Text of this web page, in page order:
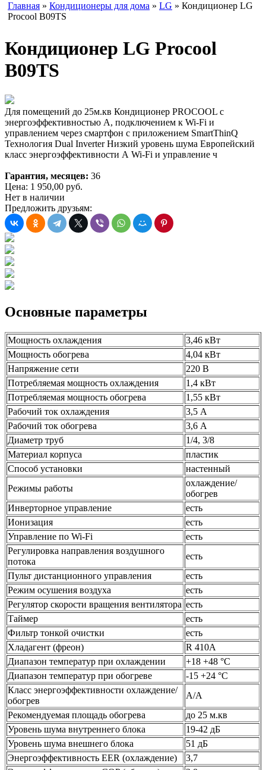
Главная » Кондиционеры для дома » LG » Кондиционер LG
Procool B09TS
Кондиционер LG Procool
B09TS
Для помещений до 25м.кв Кондиционер PROCOOL с
энергоэффективностью А, подключением к Wi-Fi и
управлением через смартфон с приложением SmartThinQ
Технология Dual Inverter Низкий уровень шума Европейский
класс энергоэффективности А Wi-Fi и управление ч
Гарантия, месяцев: 36
Цена: 1 950,00 руб.
Нет в наличии
Предложить друзьям:
Основные параметры
Мощность охлаждения
3,46 кВт
Мощность обогрева
4,04 кВт
Напряжение сети
220 В
Потребляемая мощность охлаждения
1,4 кВт
Потребляемая мощность обогрева
1,55 кВт
Рабочий ток охлаждения
3,5 А
Рабочий ток обогрева
3,6 А
Диаметр труб
1/4, 3/8
Материал корпуса
пластик
Способ установки
настенный
Режимы работы
охлаждение/
обогрев
Инверторное управление
есть
Ионизация
есть
Управление по Wi-Fi
есть
Регулировка направления воздушного
потока
есть
Пульт дистанционного управления
есть
Режим осушения воздуха
есть
Регулятор скорости вращения вентилятора есть
Таймер
есть
Фильтр тонкой очистки
есть
Хладагент (фреон)
R 410А
Диапазон температур при охлаждении
+18 +48 °C
Диапазон температур при обогреве
-15 +24 °C
Класс энергоэффективности охлаждение/
обогрев
A/A
Рекомендуемая площадь обогрева
до 25 м.кв
Уровень шума внутреннего блока
19-42 дБ
Уровень шума внешнего блока
51 дБ
Энергоэффективность EER (охлаждение)
3,7